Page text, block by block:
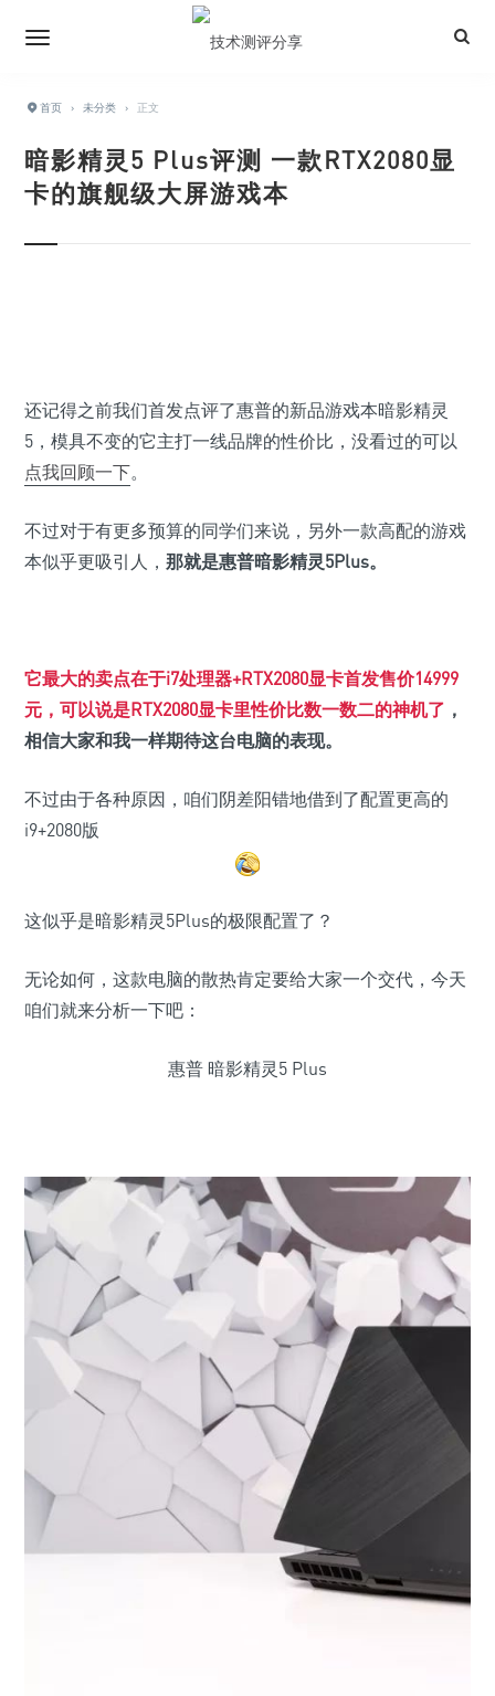
首页 › 未分类 › 正文
暗影精灵5 Plus评测 一款RTX2080显
卡的旗舰级大屏游戏本
还记得之前我们首发点评了惠普的新品游戏本暗影精灵
5，模具不变的它主打一线品牌的性价比，没看过的可以
点我回顾一下。
不过对于有更多预算的同学们来说，另外一款高配的游戏
本似乎更吸引人， 那就是惠普暗影精灵5Plus。
它最大的卖点在于i7处理器+RTX2080显卡首发售价14999
元，可以说是RTX2080显卡里性价比数一数二的神机了 ，
相信大家和我一样期待这台电脑的表现。
不过由于各种原因，咱们阴差阳错地借到了配置更高的
i9+2080版
这似乎是暗影精灵5Plus的极限配置了？
无论如何，这款电脑的散热肯定要给大家一个交代，今天
咱们就来分析一下吧：
惠普 暗影精灵5 Plus